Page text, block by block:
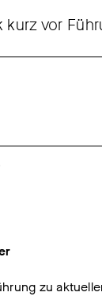
kurz vor
zu